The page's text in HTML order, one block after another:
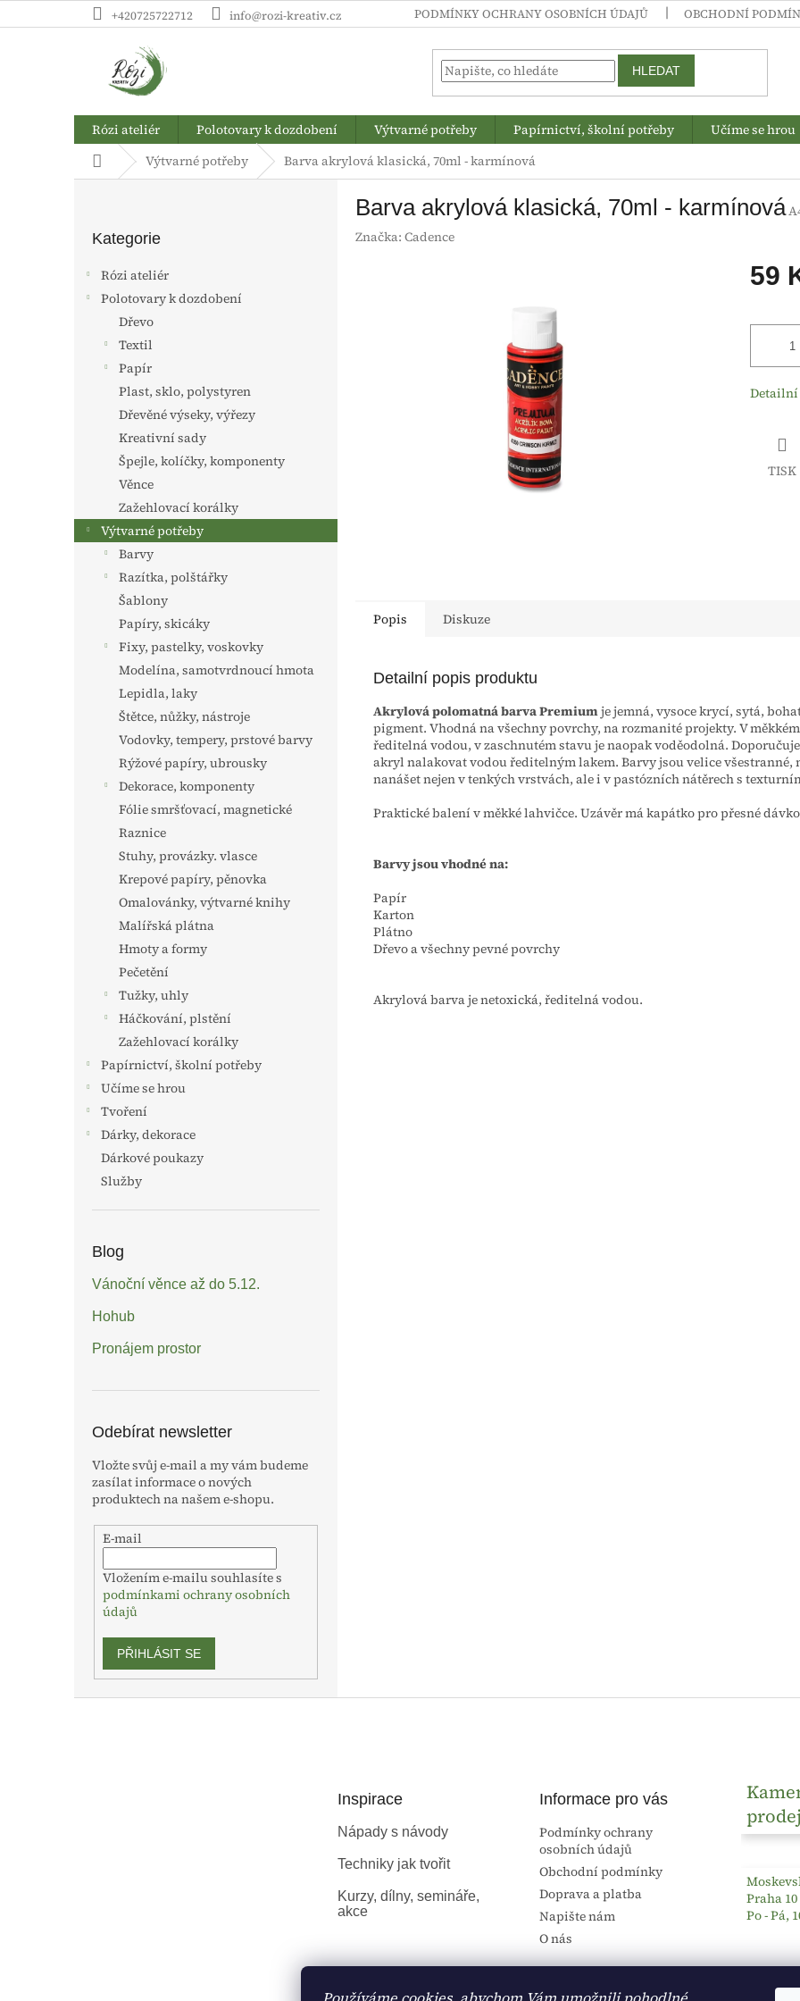
na
+420725722712 info@rozi-kreativ.cz PODMÍNKY OCHRANY OSOBNÍCH ÚDAJŮ OBCHODNÍ
HLEDAT
Rózi ateliér Polotovary k dozdobení Výtvarné potřeby Papírnictví, školní potřeby Učíme se hrou
Domů Výtvarné potřeby Barva akrylová klasická, 70ml - karmínová
kategorie
Kategorie
Rózi ateliér
Polotovary k dozdobení
Dřevo
Textil
Papír
Plast, sklo, polystyren
Dřevěné výseky, výřezy
Kreativní sady
Špejle, kolíčky, komponenty
Věnce
Zažehlovací korálky
Výtvarné potřeby
Barvy
Razítka, polštářky
Šablony
Papíry, skicáky
Fixy, pastelky, voskovky
Modelína, samotvrdnoucí hmota
Lepidla, laky
Štětce, nůžky, nástroje
Vodovky, tempery, prstové barvy
Rýžové papíry, ubrousky
Dekorace, komponenty
Fólie smršťovací, magnetické
Raznice
Stuhy, provázky. vlasce
Krepové papíry, pěnovka
Omalovánky, výtvarné knihy
Malířská plátna
Hmoty a formy
Pečetění
Tužky, uhly
Háčkování, plstění
Zažehlovací korálky
Papírnictví, školní potřeby
Učíme se hrou
Tvoření
Dárky, dekorace
Dárkové poukazy
Služby
Blog
Vánoční věnce až do 5.12.
Hohub
Pronájem prostor
Odebírat newsletter
Vložte svůj e-mail a my vám budeme
zasílat informace o nových
produktech na našem e-shopu.
E-mail
Vložením e-mailu souhlasíte s
podmínkami ochrany osobních
údajů
PŘIHLÁSIT SE
Barva akrylová klasická, 70ml - karmínová
Značka: Cadence
59
cena:
TISK
Popis Diskuze
Detailní popis produktu
Akrylová polomatná barva Premiumje jemná, vysoce krycí, sytá,
pigment. Vhodná na všechny povrchy, na rozmanité projekty. V
ředitelná vodou, v zaschnutém stavu je naopak voděodolná.
akryl nalakovat vodou ředitelným lakem. Barvy jsou velice všestranné,
nanášet nejen v tenkých vrstvách, ale i v pastózních nátěrech s
Praktické balení v měkké lahvičce. Uzávěr má kapátko pro přesné
Barvy jsou vhodné na:
Papír
Karton
Plátno
Dřevo a všechny pevné povrchy
Akrylová barva je netoxická, ředitelná vodou.
Inspirace
Nápady s návody
Techniky jak tvořit
Kurzy, dílny, semináře,
akce
Informace pro vás
Podmínky ochrany
osobních údajů
Obchodní podmínky
Doprava a platba
Napište nám
O nás
Praha
Po - Pá,